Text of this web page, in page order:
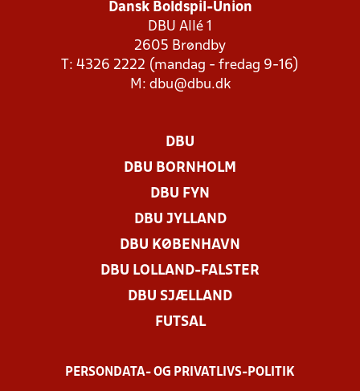
Dansk Boldspil-Union
DBU Allé 1
2605 Brøndby
T: 4326 2222 (mandag - fredag 9-16)
M: dbu@dbu.dk
DBU
DBU BORNHOLM
DBU FYN
DBU JYLLAND
DBU KØBENHAVN
DBU LOLLAND-FALSTER
DBU SJÆLLAND
FUTSAL
PERSONDATA- OG PRIVATLIVS-POLITIK